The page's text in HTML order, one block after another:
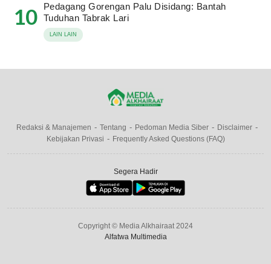
10
Pedagang Gorengan Palu Disidang: Bantah
Tuduhan Tabrak Lari
LAIN LAIN
Redaksi & Manajemen Tentang Pedoman Media Siber
Disclaimer
Kebijakan Privasi
Frequently Asked Questions (FAQ)
Segera Hadir
Copyright © Media Alkhairaat 2024
Alfatwa Multimedia